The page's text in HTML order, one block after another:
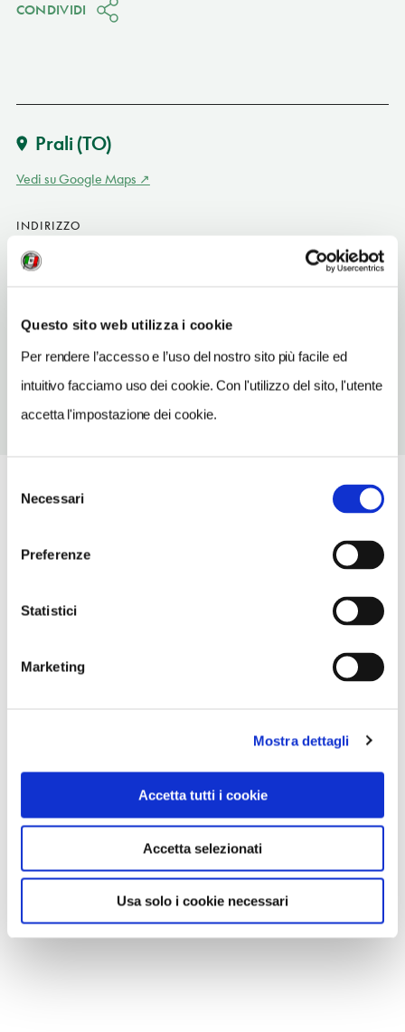
Questo sito web utilizza i cookie
Per rendere l’accesso e l’uso del nostro sito più facile ed
intuitivo facciamo uso dei cookie. Con l'utilizzo del sito, l'utente
accetta l'impostazione dei cookie.
delNecessari
Preferenze
Statistici
Marketing
Mostra dettagli
Accetta tutti i cookie
Accetta selezionati
Usa solo i cookie necessari
CONDIVIDI
Prali(TO)
Vedi su Google Maps
INDIRIZZO
via Malzat 16 - 10060
Prali (TO)
TELEFONO
0121807920